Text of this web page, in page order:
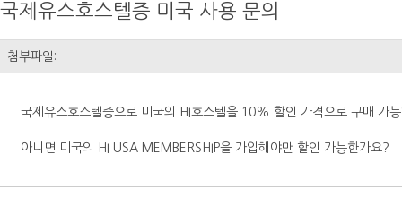
국제유스호스텔증 미국 사용 문의
첨부파일:
국제유스호스텔증으로 미국의 HI호스텔을 10% 할인 가격으로 구매 가
아니면 미국의 HI USA MEMBERSHIP을 가입해야만 할인 가능한가요?